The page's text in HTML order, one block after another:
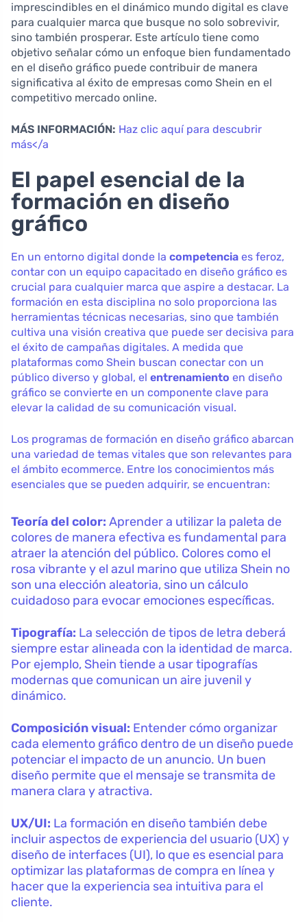
imprescindibles en el dinámico mundo digital es clave
para cualquier marca que busque no solo sobrevivir,
sino también prosperar. Este artículo tiene como
objetivo señalar cómo un enfoque bien fundamentado
en el diseño gráfico puede contribuir de manera
significativa al éxito de empresas como Shein en el
competitivo mercado online.
MÁS INFORMACIÓN: Haz clic aquí para descubrir
más</a
El papel esencial de la
formación en diseño
gráfico
En un entorno digital donde la competencia es feroz,
contar con un equipo capacitado en diseño gráfico es
crucial para cualquier marca que aspire a destacar. La
formación en esta disciplina no solo proporciona las
herramientas técnicas necesarias, sino que también
cultiva una visión creativa que puede ser decisiva para
el éxito de campañas digitales. A medida que
plataformas como Shein buscan conectar con un
público diverso y global, el entrenamiento en diseño
gráfico se convierte en un componente clave para
elevar la calidad de su comunicación visual.
Los programas de formación en diseño gráfico abarcan
una variedad de temas vitales que son relevantes para
el ámbito ecommerce. Entre los conocimientos más
esenciales que se pueden adquirir, se encuentran:
Teoría del color: Aprender a utilizar la paleta de
colores de manera efectiva es fundamental para
atraer la atención del público. Colores como el
rosa vibrante y el azul marino que utiliza Shein no
son una elección aleatoria, sino un cálculo
cuidadoso para evocar emociones específicas.
Tipografía: La selección de tipos de letra deberá
siempre estar alineada con la identidad de marca.
Por ejemplo, Shein tiende a usar tipografías
modernas que comunican un aire juvenil y
dinámico.
Composición visual: Entender cómo organizar
cada elemento gráfico dentro de un diseño puede
potenciar el impacto de un anuncio. Un buen
diseño permite que el mensaje se transmita de
manera clara y atractiva.
UX/UI: La formación en diseño también debe
incluir aspectos de experiencia del usuario (UX) y
diseño de interfaces (UI), lo que es esencial para
optimizar las plataformas de compra en línea y
hacer que la experiencia sea intuitiva para el
cliente.